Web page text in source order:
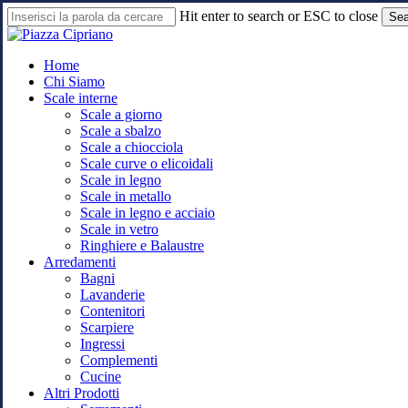
Skip
to
content
Hit enter to search or ESC to close
Close
search
Menu
Home
Chi Siamo
Scale interne
Scale a giorno
Scale a sbalzo
Scale a chiocciola
Scale curve o elicoidali
Scale in legno
Scale in metallo
Scale in legno e acciaio
Scale in vetro
Ringhiere e Balaustre
Arredamenti
Bagni
Lavanderie
Contenitori
Scarpiere
Ingressi
Complementi
Cucine
Altri Prodotti